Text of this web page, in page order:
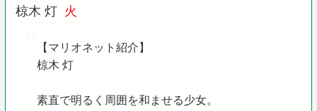
椋木 灯 火
【マリオネット紹介】
椋木 灯
素直で明るく周囲を和ませる少女。